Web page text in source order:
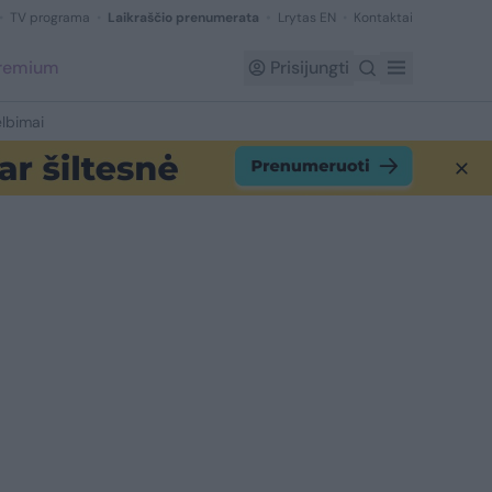
TV programa Laikraščio prenumerata Lrytas EN Kontaktai
Prisijungti